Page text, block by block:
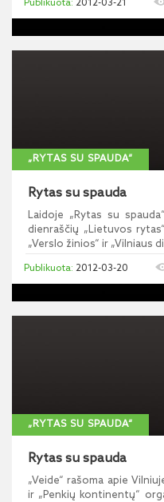
2012-03-21
„RYTAS SU SPAUDA“
Rytas su spauda
Laidoje „Rytas su
dienraščių „Lietuvos
„Verslo žinios“ ir „Vilniaus
2012-03-20
„RYTAS SU SPAUDA“
Rytas su spauda
„Veide“ rašoma apie
ir „Penkių kontinentų“